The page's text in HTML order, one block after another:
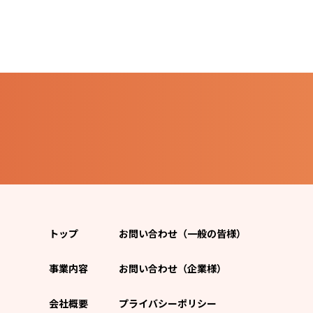
トップ
事業内容
会社概要
お問い合わせ（一般の皆様）
お問い合わせ（企業様）
プライバシーポリシー